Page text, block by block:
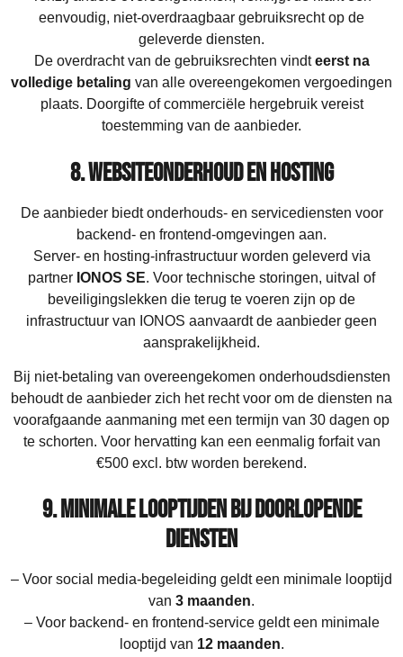
eenvoudig, niet-overdraagbaar gebruiksrecht op de
geleverde diensten.
De overdracht van de gebruiksrechten vindteerst na
volledige betaling van alle overeengekomen vergoedingen
plaats. Doorgifte of commerciële hergebruik vereist
toestemming van de aanbieder.
8. Websiteonderhoud en hosting
De aanbieder biedt onderhouds- en servicediensten voor
backend- en frontend-omgevingen aan.
Server- en hosting-infrastructuur worden geleverd via
partner IONOS SE. Voor technische storingen, uitval of
beveiligingslekken die terug te voeren zijn op de
infrastructuur van IONOS aanvaardt de aanbieder geen
aansprakelijkheid.
Bij niet-betaling van overeengekomen onderhoudsdiensten
behoudt de aanbieder zich het recht voor om de diensten na
voorafgaande aanmaning met een termijn van 30 dagen op
te schorten. Voor hervatting kan een eenmalig forfait van
€500 excl. btw worden berekend.
9. Minimale looptijden bij doorlopende
diensten
– Voor social media-begeleiding geldt een minimale looptijd
van 3 maanden.
– Voor backend- en frontend-service geldt een minimale
looptijd van 12 maanden.